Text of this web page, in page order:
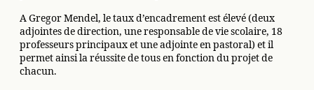
A Gregor Mendel, le taux d’encadrement est élevé (deux
adjointes de direction, une responsable de vie scolaire, 18
professeurs principaux et une adjointe en pastoral) et il
permet ainsi la réussite de tous en fonction du projet de
chacun.